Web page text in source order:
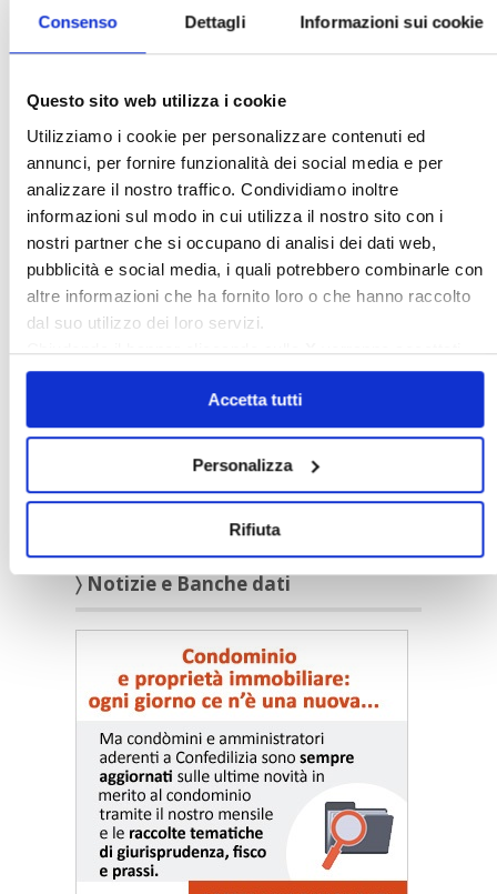
Consenso Dettagli Informazioni sui cookie
Questo sito web utilizza i cookie
Utilizziamo i cookie per personalizzare contenuti ed
annunci, per fornire funzionalità dei social media e per
analizzare il nostro traffico. Condividiamo inoltre
informazioni sul modo in cui utilizza il nostro sito con i
nostri partner che si occupano di analisi dei dati web,
pubblicità e social media, i quali potrebbero combinarle con
altre informazioni che ha fornito loro o che hanno raccolto
dal suo utilizzo dei loro servizi.
Chiudendo il banner cliccando sullaXverranno accettati
solo i cookie necessari.
Accetta tutti
Personalizza
Rifiuta
Italia Oggi – Luglio 2026
〉 Rubriche
〉 Notizie e Banche dati